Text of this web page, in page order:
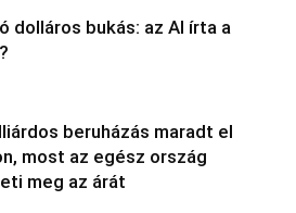
dolláros bukás: az AI írta a
beruházás maradt el
most az egész ország
meg az árát